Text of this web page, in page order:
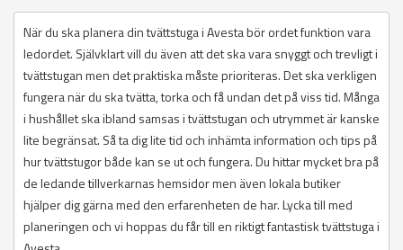
När du ska planera din tvättstuga i Avesta bör ordet funktion vara
ledordet. Självklart vill du även att det ska vara snyggt och trevligt i
tvättstugan men det praktiska måste prioriteras. Det ska verkligen
fungera när du ska tvätta, torka och få undan det på viss tid. Många
i hushållet ska ibland samsas i tvättstugan och utrymmet är kanske
lite begränsat. Så ta dig lite tid och inhämta information och tips på
hur tvättstugor både kan se ut och fungera. Du hittar mycket bra på
de ledande tillverkarnas hemsidor men även lokala butiker
hjälper dig gärna med den erfarenheten de har. Lycka till med
planeringen och vi hoppas du får till en riktigt fantastisk tvättstuga i